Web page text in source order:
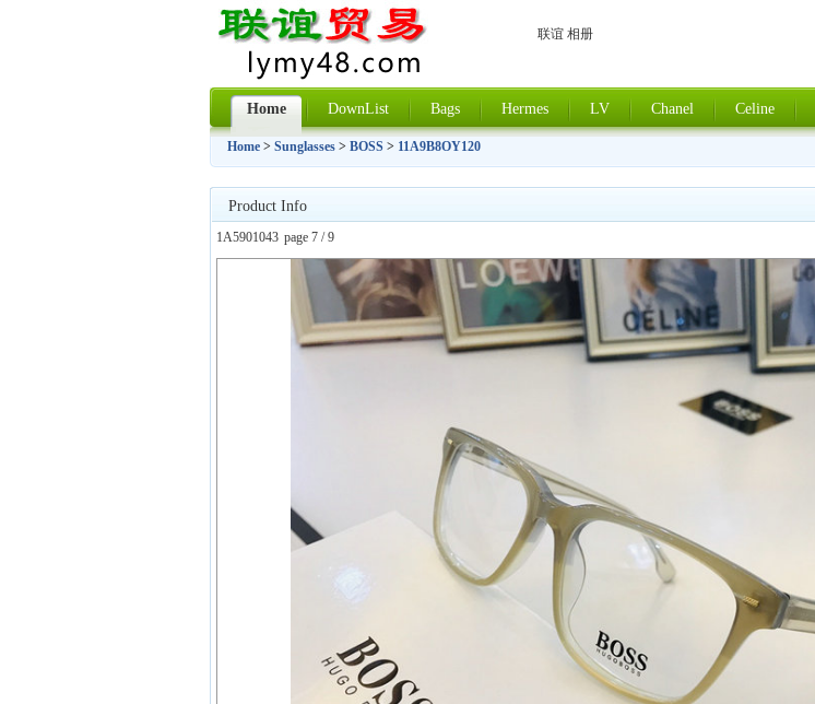
联谊 相册
Home DownList Bags Hermes LV Chanel Celine
Home > Sunglasses > BOSS > 11A9B8OY120
Product Info
1A5901043 page 7 / 9
上一张